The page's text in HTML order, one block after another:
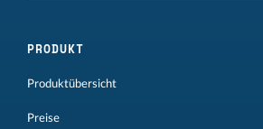
PRODUKT
Produktübersicht
Preise